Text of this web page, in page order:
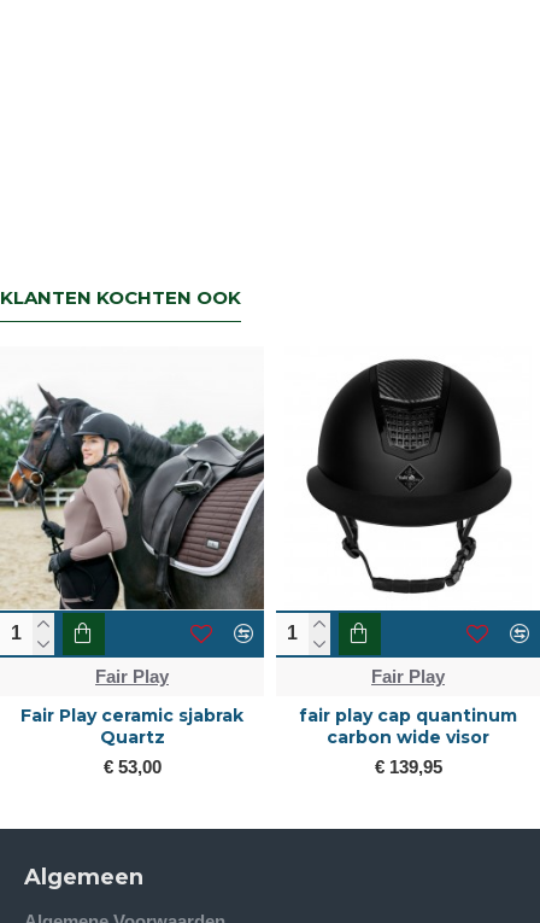
KLANTEN KOCHTEN OOK
sjabrak
fair play cap quantinum
carbon wide visor
Fair Play
Algemeen